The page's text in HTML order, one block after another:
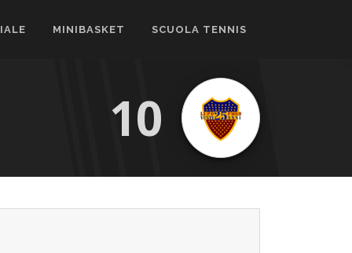
MINIBASKET SCUOLA TENNIS
10